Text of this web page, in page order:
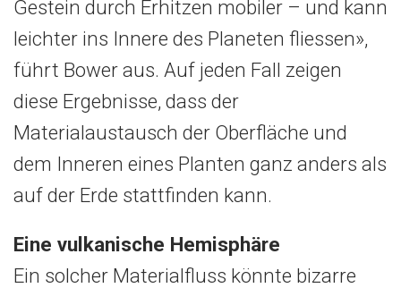
Gestein durch Erhitzen mobiler – und kann
leichter ins Innere des Planeten fliessen»,
führt Bower aus. Auf jeden Fall zeigen
diese Ergebnisse, dass der
Materialaustausch der Oberfläche und
dem Inneren eines Planten ganz anders als
auf der Erde stattfinden kann.
Eine vulkanische Hemisphäre
Ein solcher Materialfluss könnte bizarre